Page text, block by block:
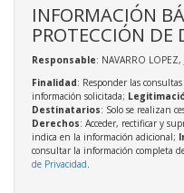
INFORMACIÓN
PROTECCIÓN DE
Responsable: NAVARRO LOPEZ,
Finalidad: Responder las
información solicitada;
Destinatarios: Solo se realizan
Derechos: Acceder, rectificar y
indica en la información adicional;
consultar la información completa
de Privacidad